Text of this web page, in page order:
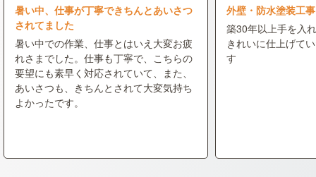
暑い中、仕事が丁寧できちんとあいさつ
されてました
暑い中での作業、仕事とはいえ大変お疲
れさまでした。仕事も丁寧で、こちらの
要望にも素早く対応されていて、また、
あいさつも、きちんとされて大変気持ち
よかったです。
外壁・防水塗装工事
築30年以上手を入
きれいに仕上げて
す